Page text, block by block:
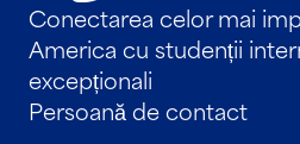
Conectarea celor mai
America cu studenții
excepționali
Persoană de contact